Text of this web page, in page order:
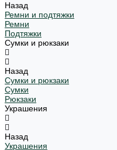
Назад
Ремни и подтяжки
Ремни
Подтяжки
Сумки и рюкзаки
Назад
Сумки и рюкзаки
Сумки
Рюкзаки
Украшения
Назад
Украшения